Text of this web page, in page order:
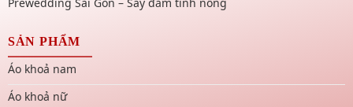
SẢN PHẨM
Áo khoả nam
Áo khoả nữ